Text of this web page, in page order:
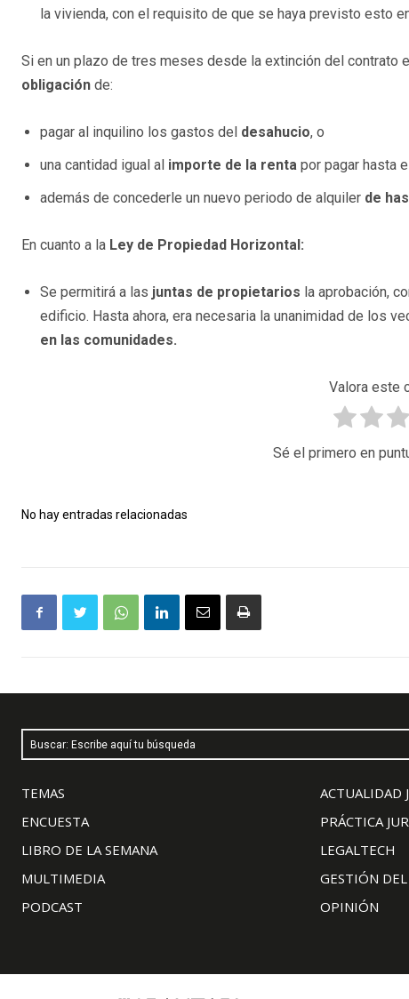
la vivienda, con el requisito de que se haya previsto esto
Si en un plazo de tres meses desde la extinción del contrato
obligación de:
pagar al inquilino los gastos del desahucio, o
una cantidad igual al importe de la renta por pagar hasta
además de concederle un nuevo periodo de alquiler de
En cuanto a la Ley de Propiedad Horizontal:
Se permitirá a las juntas de propietarios la aprobación,
edificio. Hasta ahora, era necesaria la unanimidad de los
en las comunidades.
Valora este
Sé el primero en
No hay entradas relacionadas
Buscar: Escribe aquí tu búsqueda
TEMAS
ENCUESTA
LIBRO DE LA SEMANA
MULTIMEDIA
PODCAST
ACTUALIDAD
PRÁCTICA
LEGALTECH
GESTIÓN
OPINIÓN